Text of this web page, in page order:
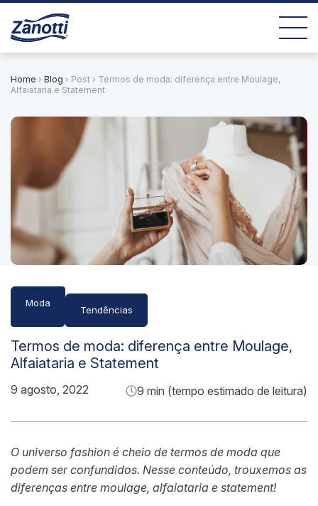
Home › Blog › Post › Termos de moda: diferença entre Moulage,
Alfaiataria e Statement
Moda
Tendências
Termos de moda: diferença entre Moulage,
Alfaiataria e Statement
9 agosto, 2022 9 min (tempo estimado de leitura)
O universo fashion é cheio de termos de moda que
podem ser confundidos. Nesse conteúdo, trouxemos as
diferenças entre moulage, alfaiataria e statement!